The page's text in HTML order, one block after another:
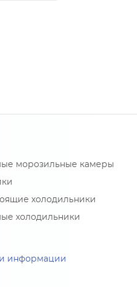
морозильные камеры
холодильники
холодильники
информации